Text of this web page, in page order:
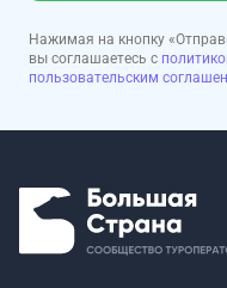
Нажимая на кнопку
вы соглашаетесь с
пользовательским